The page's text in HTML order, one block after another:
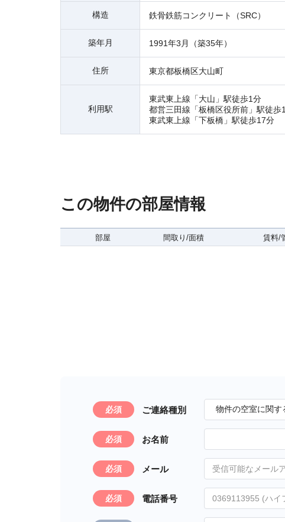
構造 鉄骨鉄筋コンクリート（SRC）
築年月 1991年3月（築35年）
住所 東京都板橋区大山町
利用駅
東武東上線「大山」駅徒歩1分
都営三田線「板橋区役所前」駅徒歩
東武東上線「下板橋」駅徒歩17分
この物件の部屋情報
部屋 間取り/面積 賃料/
必須 ご連絡種別
必須 お名前
必須 メール
必須 電話番号